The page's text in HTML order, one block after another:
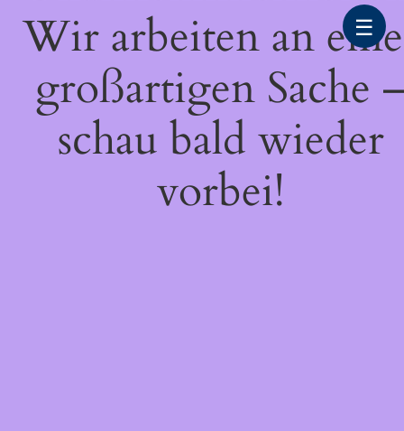
Wir arbeiten an
großartigen Sache
schau bald wieder
vorbei!
☰